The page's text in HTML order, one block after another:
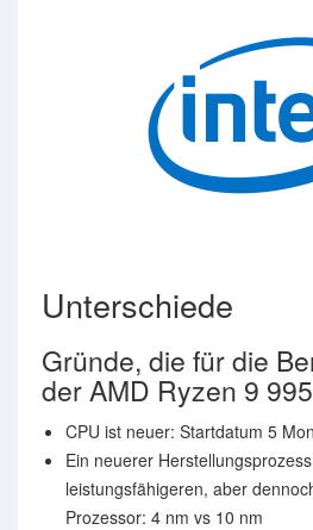
Unterschiede
Gründe, die für die
der AMD Ryzen 9
CPU ist neuer: Startdatum 5
Ein neuerer
leistungsfähigeren, aber
Prozessor: 4 nm vs 10 nm